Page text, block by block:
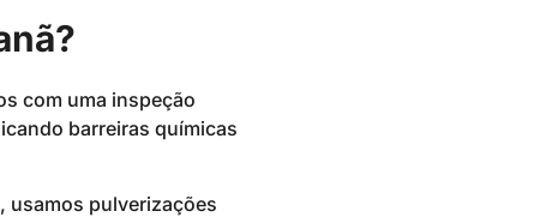
com uma inspeção
barreiras químicas
usamos pulverizações